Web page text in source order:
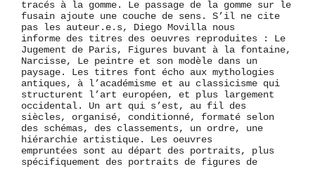
tracés à la gomme. Le passage de la gomme sur le
fusain ajoute une couche de sens. S’il ne cite
pas les auteur.e.s, Diego Movilla nous
informe des titres des oeuvres reproduites : Le
Jugement de Paris, Figures buvant à la fontaine,
Narcisse, Le peintre et son modèle dans un
paysage. Les titres font écho aux mythologies
antiques, à l’académisme et au classicisme qui
structurent l’art européen, et plus largement
occidental. Un art qui s’est, au fil des
siècles, organisé, conditionné, formaté selon
des schémas, des classements, un ordre, une
hiérarchie artistique. Les oeuvres
empruntées sont au départ des portraits, plus
spécifiquement des portraits de figures de